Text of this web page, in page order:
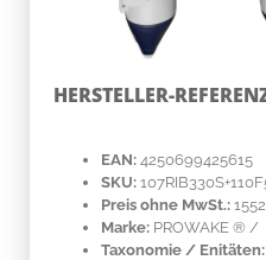
HERSTELLER-
EAN: 4250699425615
SKU:
Preis ohne MwSt.:
Marke: PROWAKE ® /
Taxonomie / Enitäten: